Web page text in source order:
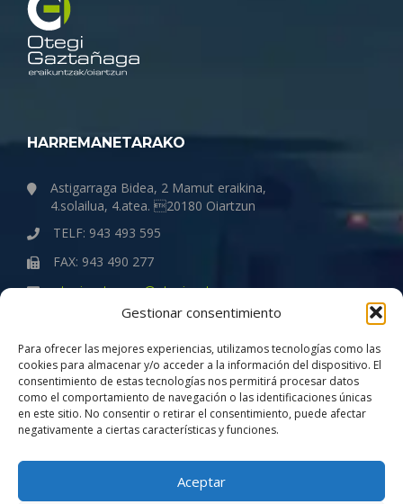
Gestionar consentimiento
Para ofrecer las mejores experiencias, utilizamos tecnologías como las
cookies para almacenar y/o acceder a la información del dispositivo. El
consentimiento de estas tecnologías nos permitirá procesar datos
como el comportamiento de navegación o las identificaciones únicas
en este sitio. No consentir o retirar el consentimiento, puede afectar
negativamente a ciertas características y funciones.
Aceptar
HARREMANETARAKO
Astigarraga Bidea, 2 Mamut eraikina,
4.solailua, 4.atea. 20180 Oiartzun
TELF: 943 493 595
FAX: 943 490 277
otegigaztanaga@otegigaztanaga.com
Quiénes somos
Política de Gestión de la Calidad
Compromiso con la igualdad
Aviso Legal